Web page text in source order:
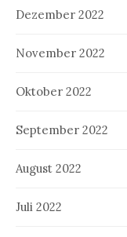
Dezember 2022
November 2022
Oktober 2022
September 2022
August 2022
Juli 2022